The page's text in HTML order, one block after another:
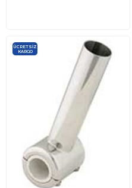
ÜCRETSIZ
KARGO